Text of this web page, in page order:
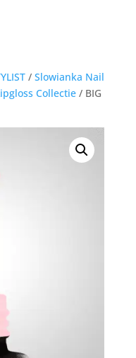
/ Slowianka Nail
Collectie/ BIG